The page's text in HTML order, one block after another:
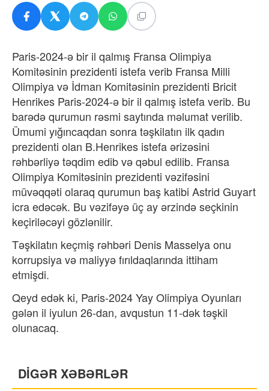
Paris-2024-ə bir il qalmış Fransa Olimpiya
Komitəsinin prezidenti istefa verib Fransa Milli
Olimpiya və İdman Komitəsinin prezidenti Bricit
Henrikes Paris-2024-ə bir il qalmış istefa verib. Bu
barədə qurumun rəsmi saytında məlumat verilib.
Ümumi yığıncaqdan sonra təşkilatın ilk qadın
prezidenti olan B.Henrikes istefa ərizəsini
rəhbərliyə təqdim edib və qəbul edilib. Fransa
Olimpiya Komitəsinin prezidenti vəzifəsini
müvəqqəti olaraq qurumun baş katibi Astrid Guyart
icra edəcək. Bu vəzifəyə üç ay ərzində seçkinin
keçiriləcəyi gözlənilir.
Təşkilatın keçmiş rəhbəri Denis Masselya onu
korrupsiya və maliyyə fırıldaqlarında ittiham
etmişdi.
Qeyd edək ki, Paris-2024 Yay Olimpiya Oyunları
gələn il iyulun 26-dan, avqustun 11-dək təşkil
olunacaq.
DİGƏR XƏBƏRLƏR